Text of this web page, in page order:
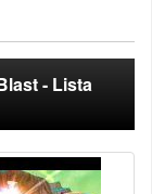
- Lista